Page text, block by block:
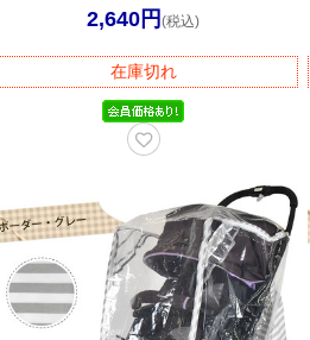
2,640円 (税込)
在庫切れ